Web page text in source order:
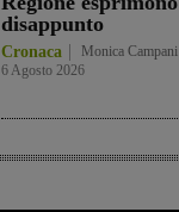
disappunto
Cronaca Monica Campani
6 Agosto 2026